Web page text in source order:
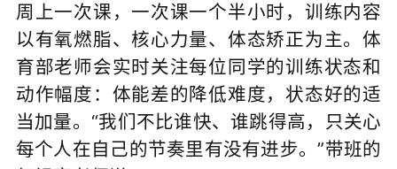
周上一次课，一次课一个半小时，训练内容
以有氧燃脂、核心力量、体态矫正为主。体
育部老师会实时关注每位同学的训练状态和
动作幅度：体能差的降低难度，状态好的适
当加量。“我们不比谁快、谁跳得高，只关心
每个人在自己的节奏里有没有进步。”带班的